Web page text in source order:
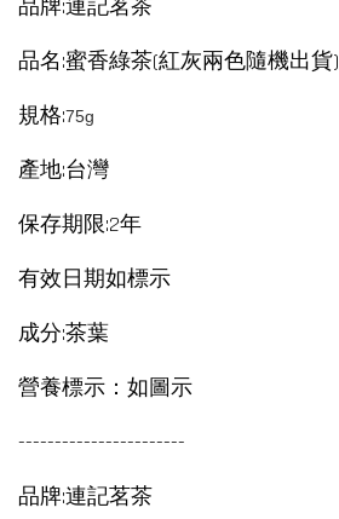
品牌:連記茗茶
品名:蜜香綠茶(紅灰兩色隨機出貨)
規格:75g
產地:台灣
保存期限:2年
有效日期如標示
成分:茶葉
營養標示：如圖示
-----------------------
品牌:連記茗茶